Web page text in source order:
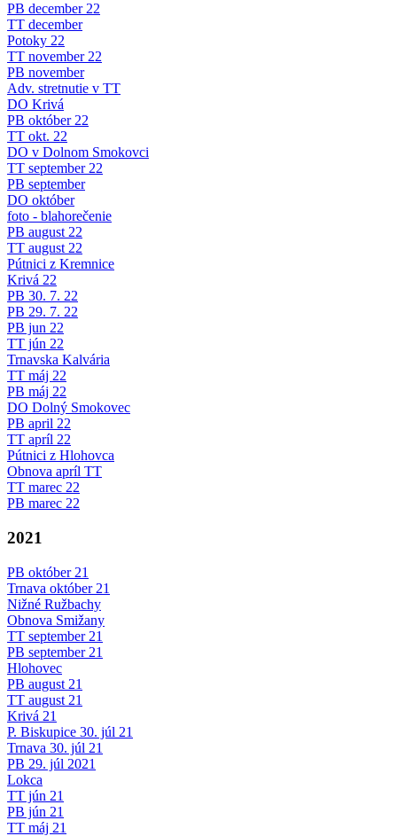
PB december 22
TT december
Potoky 22
TT november 22
PB november
Adv. stretnutie v TT
DO Krivá
PB október 22
TT okt. 22
DO v Dolnom Smokovci
TT september 22
PB september
DO október
foto - blahorečenie
PB august 22
TT august 22
Pútnici z Kremnice
Krivá 22
PB 30. 7. 22
PB 29. 7. 22
PB jun 22
TT jún 22
Trnavska Kalvária
TT máj 22
PB máj 22
DO Dolný Smokovec
PB april 22
TT apríl 22
Pútnici z Hlohovca
Obnova apríl TT
TT marec 22
PB marec 22
2021
PB október 21
Trnava október 21
Nižné Ružbachy
Obnova Smižany
TT september 21
PB september 21
Hlohovec
PB august 21
TT august 21
Krivá 21
P. Biskupice 30. júl 21
Trnava 30. júl 21
PB 29. júl 2021
Lokca
TT jún 21
PB jún 21
TT máj 21